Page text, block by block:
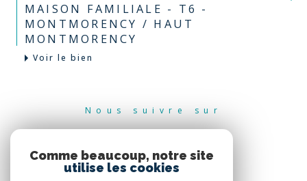
MAISON FAMILIALE - T6 -
MONTMORENCY / HAUT
MONTMORENCY
Voir le bien
Nous suivre sur
Comme beaucoup, notre site
utilise les cookies